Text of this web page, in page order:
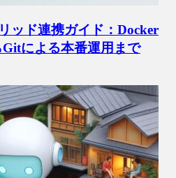
ッド連携ガイド：Docker
による本番運用まで